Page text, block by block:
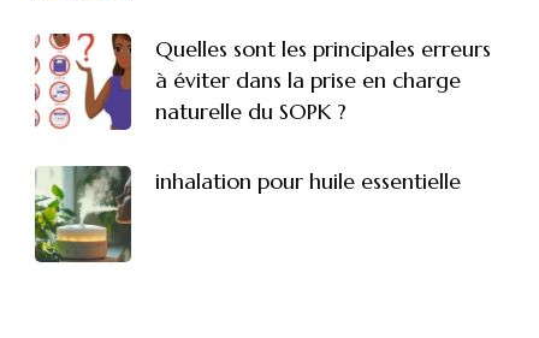
Quelles sont les principales erreurs
à éviter dans la prise en charge
naturelle du SOPK ?
inhalation pour huile essentielle